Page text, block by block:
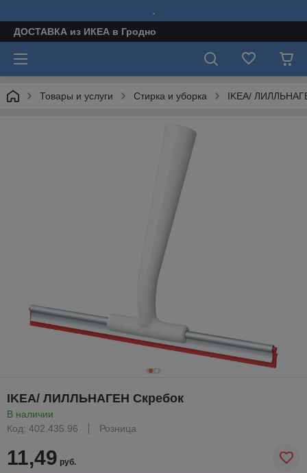
.
ДОСТАВКА из ИКЕА в Гродно
Товары и услуги Стирка и уборка IKEA/
IKEA/ ЛИЛЛЬНАГЕН Скребок
В наличии
Код: 402.435.96
Розница
11,49 руб.